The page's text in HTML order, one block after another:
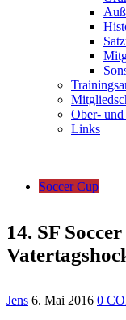
Ober-
Links
Soccer Cup
14. SF
Jens 6. Mai 2016 0